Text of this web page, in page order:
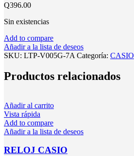
Q396.00
Sin existencias
Add to compare
Añadir a la lista de deseos
SKU: LTP-V005G-7A Categoría: CASIO
Productos relacionados
Añadir al carrito
Vista rápida
Add to compare
Añadir a la lista de deseos
RELOJ CASIO